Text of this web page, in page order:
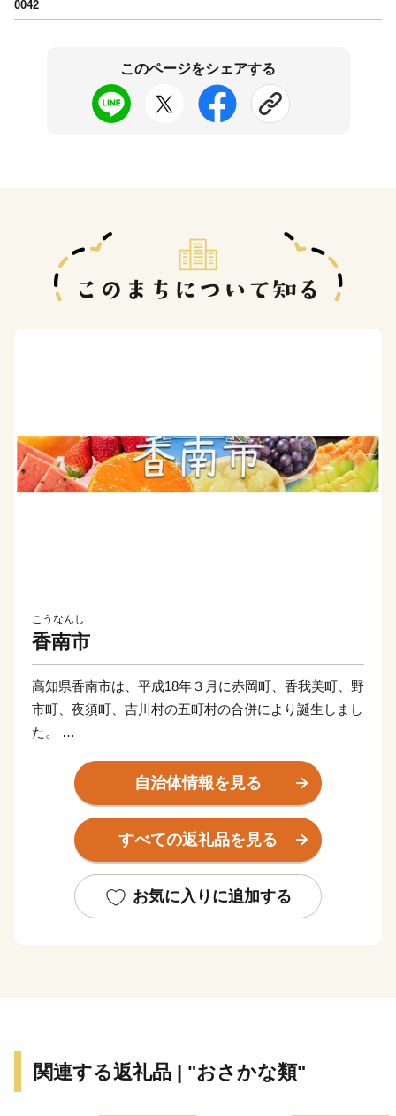
0042
このページをシェアする
こうなんし
香南市
高知県香南市は、平成18年３月に赤岡町、香我美町、野
市町、夜須町、吉川村の五町村の合併により誕生しまし
た。
山地部からなり、市内を物部川、香宗川などが流れ、美
しい水と緑に包まれた元気で豊かなまちです。
香南市へのご寄附、誠にありがとうございます！
いたします♪
自治体情報を見る
すべての返礼品を見る
お気に入りに追加する
関連する返礼品 | "おさかな類"